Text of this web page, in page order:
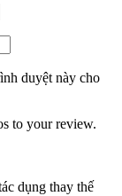
duyệt này cho
to your review.
dụng thay thế